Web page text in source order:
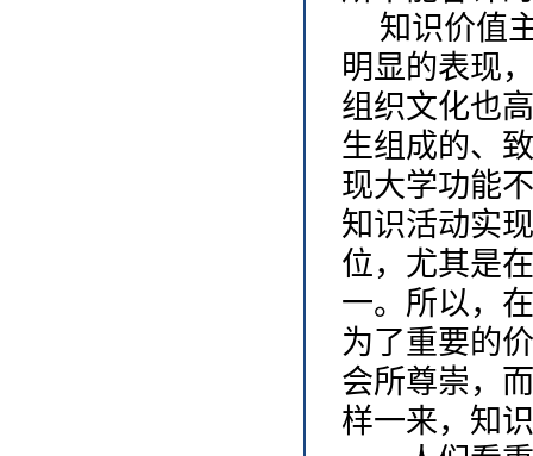
知识价值
明显的表现
组织文化也
生组成的、
现大学功能
知识活动实
位，尤其是
一。所以，
为了重要的
会所尊崇，
样一来，知